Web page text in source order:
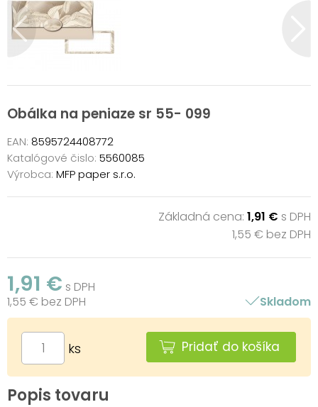
Obálka na peniaze sr 55- 099
EAN: 8595724408772
Katalógové čislo: 5560085
Výrobca: MFP paper s.r.o.
Základná cena: 1,91 € s DPH
1,55 € bez DPH
1,91 € s DPH
1,55 € bez DPH
Skladom
ks Pridať do košíka
Popis tovaru